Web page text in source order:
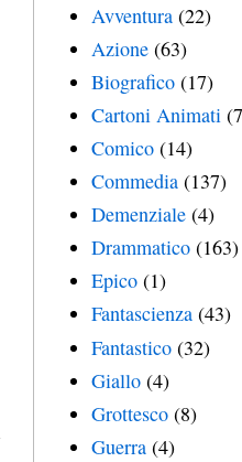
Avventura (22)
Azione (63)
Biografico (17)
Cartoni Animati
Comico (14)
Commedia (137)
Demenziale (4)
Drammatico (163)
Epico (1)
Fantascienza (43)
Fantastico (32)
Giallo (4)
Grottesco (8)
Guerra (4)